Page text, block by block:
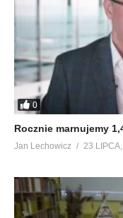
0
Rocznie marnujemy
Jan Lechowicz 23